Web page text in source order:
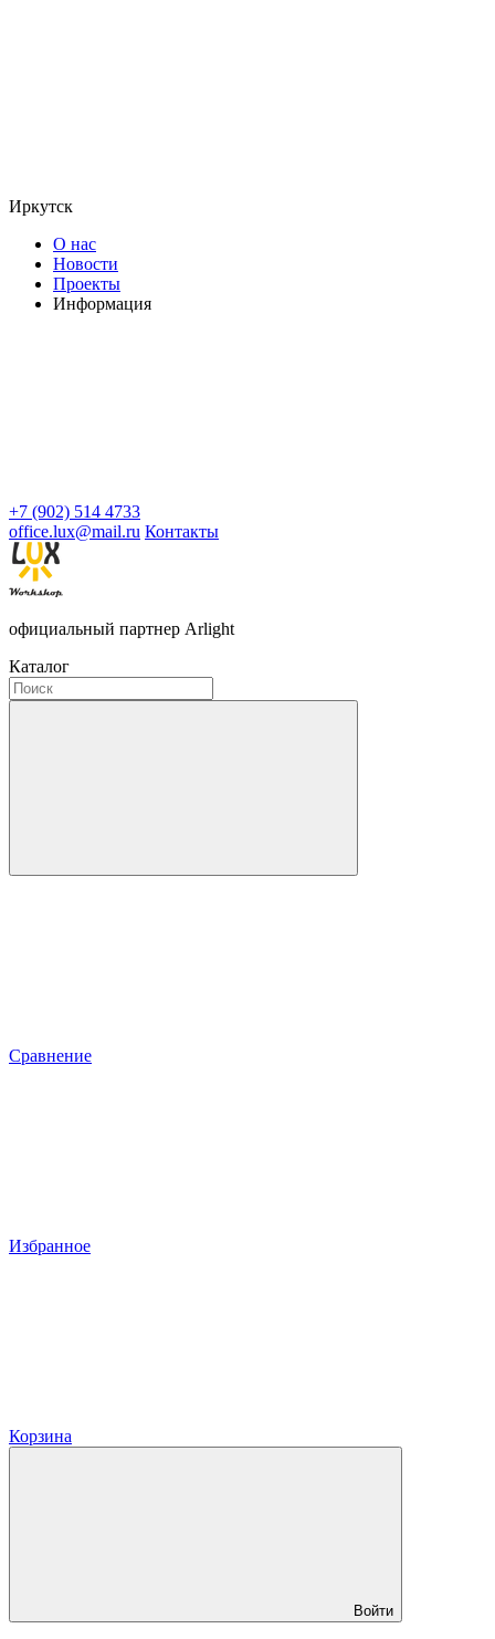
Иркутск
О нас
Новости
Проекты
Информация
+7 (902) 514 4733
office.lux@mail.ru Контакты
официальный партнер Arlight
Каталог
Сравнение
Избранное
Корзина
Войти